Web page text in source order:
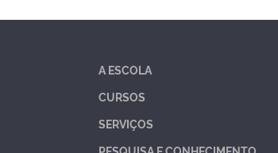
A ESCOLA
CURSOS
SERVIÇOS